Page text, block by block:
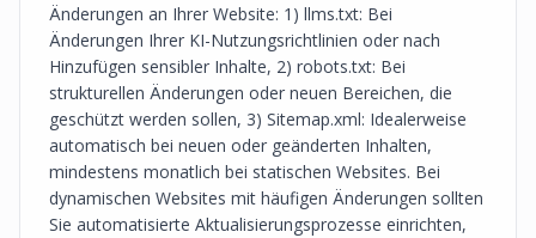
Änderungen an Ihrer Website: 1) llms.txt: Bei
Änderungen Ihrer KI-Nutzungsrichtlinien oder nach
Hinzufügen sensibler Inhalte, 2) robots.txt: Bei
strukturellen Änderungen oder neuen Bereichen, die
geschützt werden sollen, 3) Sitemap.xml: Idealerweise
automatisch bei neuen oder geänderten Inhalten,
mindestens monatlich bei statischen Websites. Bei
dynamischen Websites mit häufigen Änderungen sollten
Sie automatisierte Aktualisierungsprozesse einrichten,